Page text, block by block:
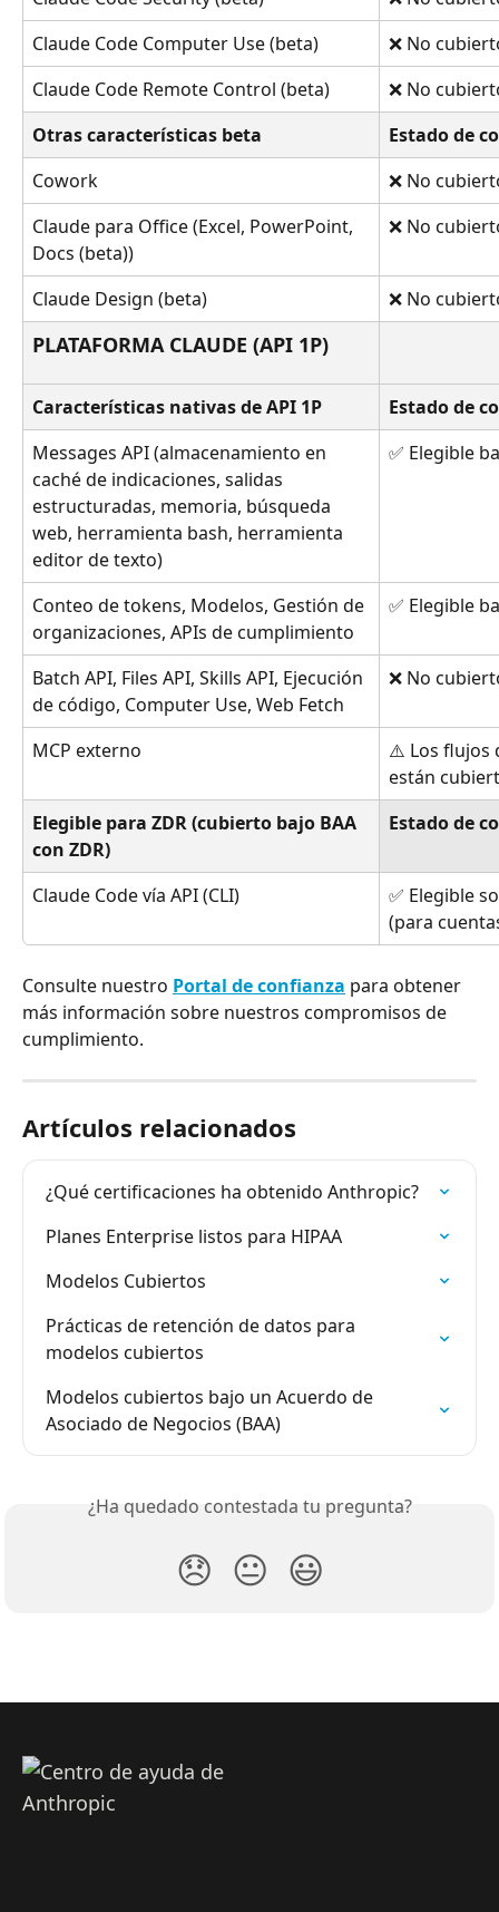
Claude Code Computer Use (beta)
❌ No
Claude Code Remote Control (beta)
❌ No
Otras características beta
Estado de
Cowork
❌ No
Claude para Office (Excel, PowerPoint,
Docs (beta))
❌ No
Claude Design (beta) ❌ No
PLATAFORMA CLAUDE (API 1P)
Características nativas de API 1P
Estado de
Messages API (almacenamiento en
caché de indicaciones, salidas
estructuradas, memoria, búsqueda
web, herramienta bash, herramienta
editor de texto)
✅ Elegible
Conteo de tokens, Modelos, Gestión de
organizaciones, APIs de cumplimiento
✅ Elegible
Batch API, Files API, Skills API, Ejecución
de código, Computer Use, Web Fetch
❌ No
MCP externo
⚠️ Los flujos
están
Elegible para ZDR (cubierto bajo BAA
con ZDR)
Estado de
Claude Code vía API (CLI)
✅ Elegible
(para
Consulte nuestro Portal de confianza para obtener
más información sobre nuestros compromisos de
cumplimiento.
Artículos relacionados
¿Qué certificaciones ha obtenido Anthropic?
Planes Enterprise listos para HIPAA
Modelos Cubiertos
Prácticas de retención de datos para
modelos cubiertos
Modelos cubiertos bajo un Acuerdo de
Asociado de Negocios (BAA)
¿Ha quedado contestada tu pregunta?
😞 😐 😃